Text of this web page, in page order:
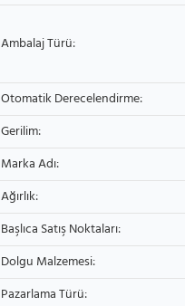
Ambalaj Türü:
Otomatik Derecelendirme:
Gerilim:
Marka Adı:
Ağırlık:
Başlıca Satış Noktaları:
Dolgu Malzemesi:
Pazarlama Türü: